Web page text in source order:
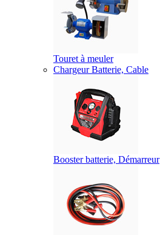
Touret à meuler
Chargeur Batterie, Cable
Booster batterie, Démarreur